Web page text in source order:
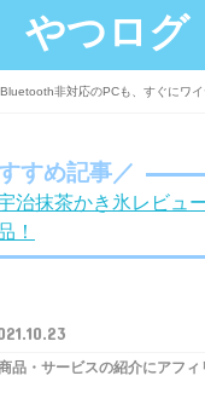
やつログ
Bluetooth非対応のPCも、すぐにワ
すめ記事／
治抹茶かき氷レビュ
！
品・サービスの紹介にアフィ